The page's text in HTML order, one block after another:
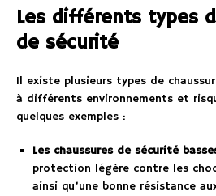
Les différents types
de sécurité
Il existe plusieurs types de
à différents environnements et
quelques exemples :
Les chaussures de sécurité
protection légère contre les
ainsi qu’une bonne résistance